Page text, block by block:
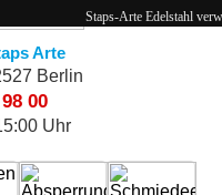
Staps-Arte Edelstahl
Arte
Berlin
00
Uhr